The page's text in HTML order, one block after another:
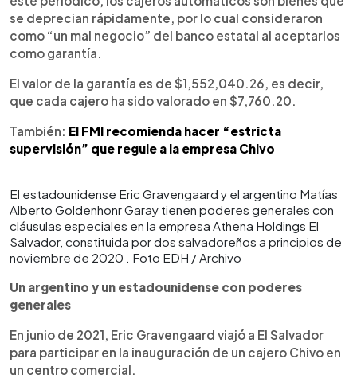
se deprecian rápidamente, por lo cual consideraron
como “un mal negocio” del banco estatal al aceptarlos
como garantía.
El valor de la garantía es de $1,552,040.26, es decir,
que cada cajero ha sido valorado en $7,760.20.
También: El FMI recomienda hacer “estricta
supervisión” que regule a la empresa Chivo
El estadounidense Eric Gravengaard y el argentino Matías
Alberto Goldenhonr Garay tienen poderes generales con
cláusulas especiales en la empresa Athena Holdings El
Salvador, constituida por dos salvadoreños a principios de
noviembre de 2020 . Foto EDH / Archivo
Un argentino y un estadounidense con poderes
generales
En junio de 2021, Eric Gravengaard viajó a El Salvador
para participar en la inauguración de un cajero Chivo en
un centro comercial.